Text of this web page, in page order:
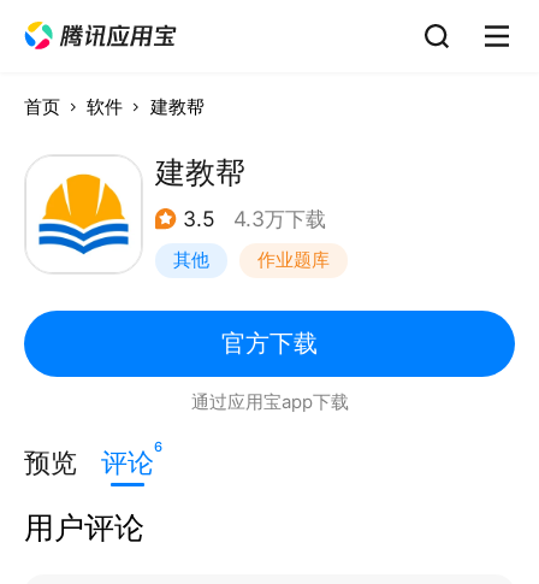
首页 软件 建教帮
建教帮
3.5 4.3万下载
其他 作业题库
官方下载
通过应用宝app下载
预览 评论6
用户评论